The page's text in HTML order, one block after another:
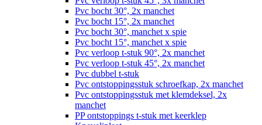
Pvc bocht 30°, 2x manchet
Pvc bocht 15°, 2x manchet
Pvc bocht 30°, manchet x spie
Pvc bocht 15°, manchet x spie
Pvc verloop t-stuk 90°, 2x manchet
Pvc verloop t-stuk 45°, 2x manchet
Pvc dubbel t-stuk
Pvc ontstoppingsstuk schroefkap, 2x manchet
Pvc ontstoppingsstuk met klemdeksel, 2x
manchet
PP ontstoppings t-stuk met keerklep